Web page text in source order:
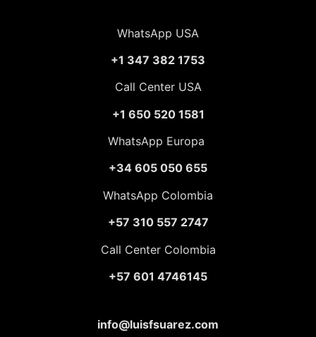
WhatsApp USA
+1 347 382 1753
Call Center USA
+1 650 520 1581
WhatsApp Europa
+34 605 050 655
WhatsApp Colombia
+57 310 557 2747
Call Center Colombia
+57 601 4746145
info@luisfsuarez.com